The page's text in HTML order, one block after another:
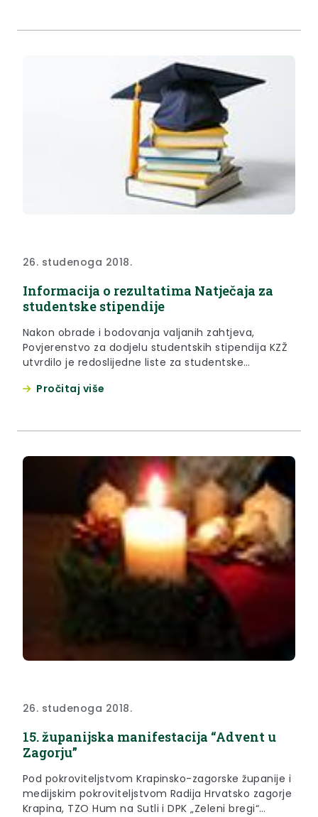
26. studenoga 2018.
Informacija o rezultatima Natječaja za
studentske stipendije
Nakon obrade i bodovanja valjanih zahtjeva,
Povjerenstvo za dodjelu studentskih stipendija KZŽ
utvrdilo je redoslijedne liste za studentske
zaključkom i koje se daju zainteresiranoj javnosti na
Pročitaj više
26. studenoga 2018.
15. županijska manifestacija “Advent u
Zagorju”
Pod pokroviteljstvom Krapinsko-zagorske županije i
medijskim pokroviteljstvom Radija Hrvatsko zagorje
Krapina, TZO Hum na Sutli i DPK „Zeleni bregi“